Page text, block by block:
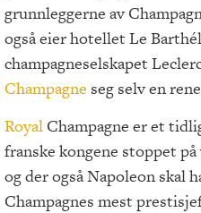
grunnleggerne av
også eier hotellet Le
champagneselskapet
Champagne seg selv en
Royal Champagne er et
franske kongene stoppet
og der også Napoleon skal
Champagnes mest